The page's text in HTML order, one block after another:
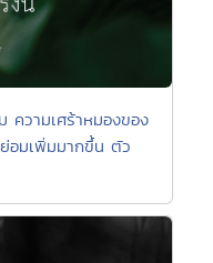
ความเศร้าหมองของ
อมเพิ่มมากขึ้น ตัว